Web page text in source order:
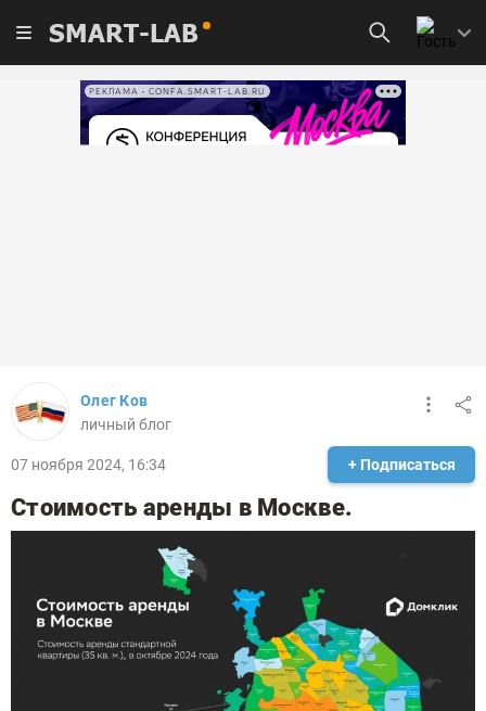
SMART-LAB
РЕКЛАМА • CONFA.SMART-LAB.RU
Олег Ков
личный блог
07 ноября 2024, 16:34 + Подписаться
Стоимость аренды в Москве.